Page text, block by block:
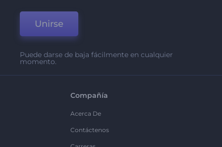
Unirse
Puede darse de baja fácilmente en cualquier
momento.
Compañía
Acerca De
Contáctenos